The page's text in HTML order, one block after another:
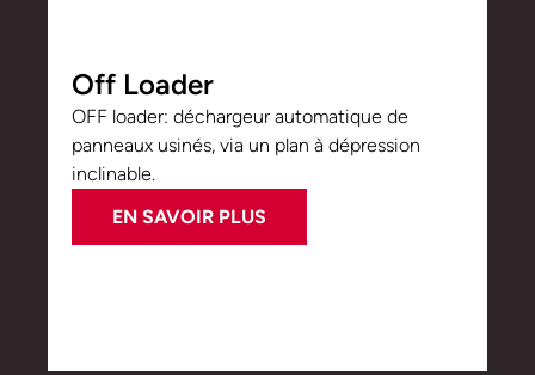
Off Loader
OFF loader: déchargeur automatique de
panneaux usinés, via un plan à dépression
inclinable.
EN SAVOIR PLUS